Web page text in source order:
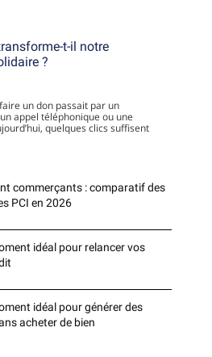
t-il notre
?
un don passait par un
appel téléphonique ou une
quelques clics suffisent
commerçants : comparatif des
PCI en 2026
idéal pour relancer vos
idéal pour générer des
acheter de bien